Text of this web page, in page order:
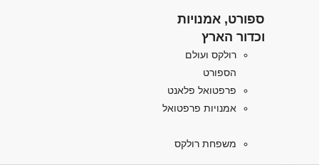
ספורט, אמנויות
וכדור הארץ
רולקס ועולם
הספורט
פרפטואל פלאנט
אמנויות פרפטואל
משפחת רולקס